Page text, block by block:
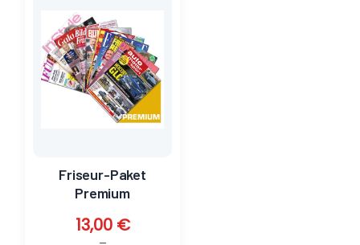
Friseur-Paket
Premium
13,00 €
mehrere
Varianten
auf.
Die
Optionen
können
gewählt
werden